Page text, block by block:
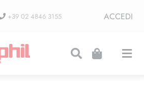
+39 02 4846 3155 ACCEDI